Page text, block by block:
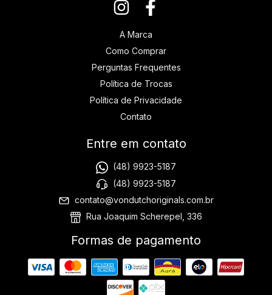
A Marca
Como Comprar
Perguntas Frequentes
Política de Trocas
Política de Privacidade
Contato
Entre em contato
(48) 9923-5187
(48) 9923-5187
contato@vondutchoriginals.com.br
Rua Joaquim Scherepel, 336
Formas de pagamento